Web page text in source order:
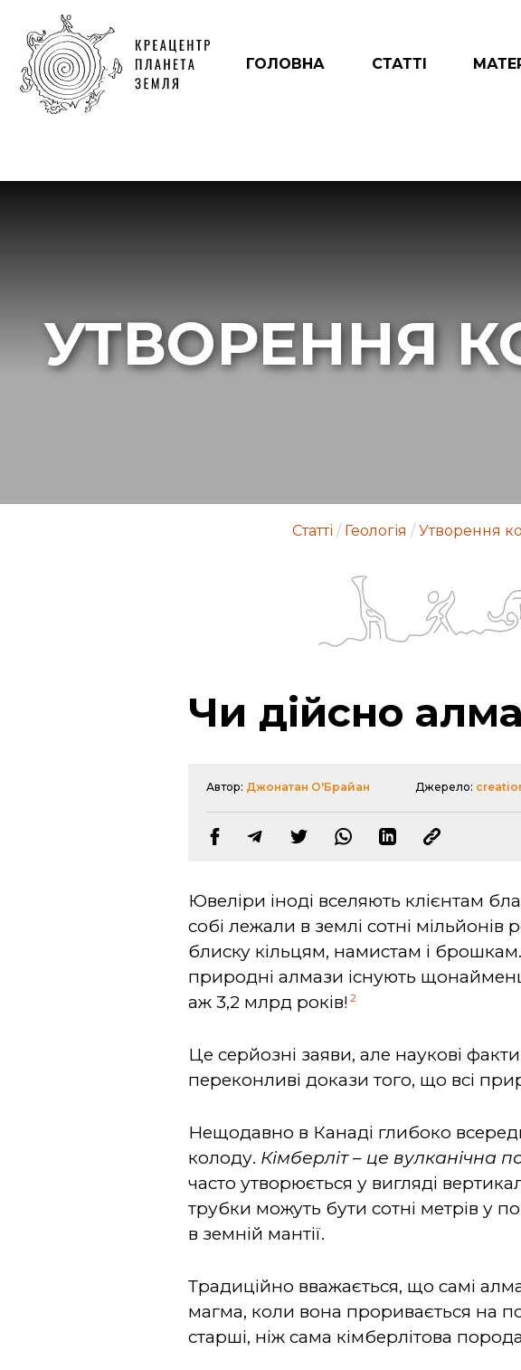
ГОЛОВНА СТАТТІ
УТВОРЕННЯ
Статті / Геологія / Утворення
Чи дійсно
Автор: Джонатан О'Брайан Джерело:
Ювеліри іноді вселяють клієнтам
собі лежали в землі сотні мільйонів
блиску кільцям, намистам і
природні алмази існують
аж 3,2 млрд років! 2
Це серйозні заяви, але наукові
переконливі докази того, що всі
Нещодавно в Канаді глибоко
колоду. Кімберліт – це вулканічна
часто утворюється у вигляді
трубки можуть бути сотні метрів у
в земній мантії.
Традиційно вважається, що самі
магма, коли вона проривається на
старші, ніж сама кімберлітова